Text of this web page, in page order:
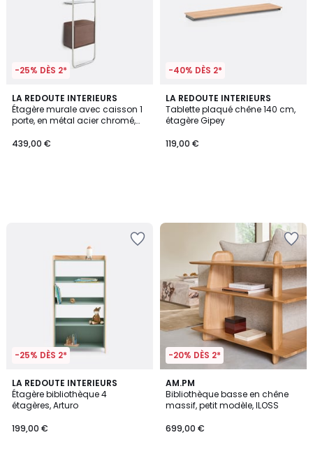
-25% DÈS 2*
LA REDOUTE INTERIEURS
Étagère murale avec caisson 1
porte, en métal acier chromé,
439,00 €
-40% DÈS 2*
LA REDOUTE INTERIEURS
Tablette plaqué chêne 140 cm,
étagère Gipey
119,00 €
-25% DÈS 2*
LA REDOUTE INTERIEURS
Étagère bibliothèque 4
étagères, Arturo
199,00 €
5
/
5
-20% DÈS 2*
AM.PM
Bibliothèque basse en chêne
massif, petit modèle, ILOSS
699,00 €
5
/
5